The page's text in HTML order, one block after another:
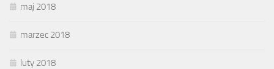
maj 2018
marzec 2018
luty 2018